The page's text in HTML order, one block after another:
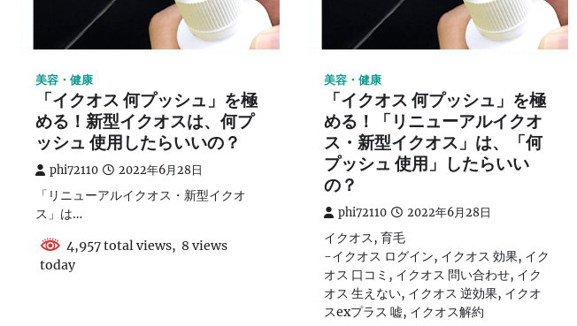
美容・健康
「イクオス 何プッシュ」を極
める！新型イクオスは、何プ
ッシュ 使用したらいいの？
phi72110 2022年6月28日
「リニューアルイクオス・新型イクオ
ス」は…
4,957 total views, 8 views
today
美容・健康
「イクオス 何プッシュ」を極
める！「リニューアルイクオ
ス・新型イクオス」は、「何
プッシュ 使用」したらいい
の？
phi72110 2022年6月28日
イクオス, 育毛
-イクオス ログイン, イクオス 効果, イク
オス 口コミ, イクオス 問い合わせ, イク
オス 生えない, イクオス 逆効果, イクオ
スexプラス 嘘, イクオス解約